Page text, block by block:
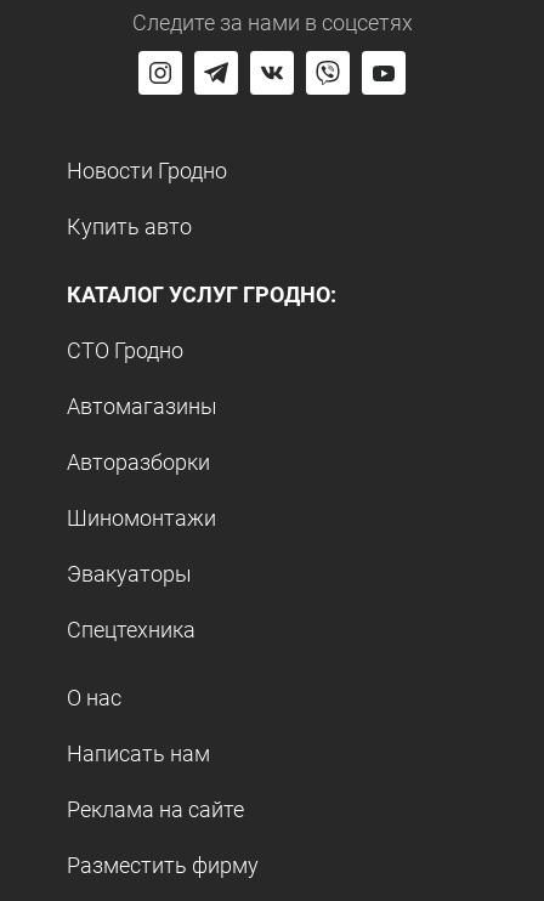
Следите за нами в соцсетях
Новости Гродно
Купить авто
КАТАЛОГ УСЛУГ ГРОДНО:
СТО Гродно
Автомагазины
Авторазборки
Шиномонтажи
Эвакуаторы
Спецтехника
О нас
Написать нам
Реклама на сайте
Разместить фирму